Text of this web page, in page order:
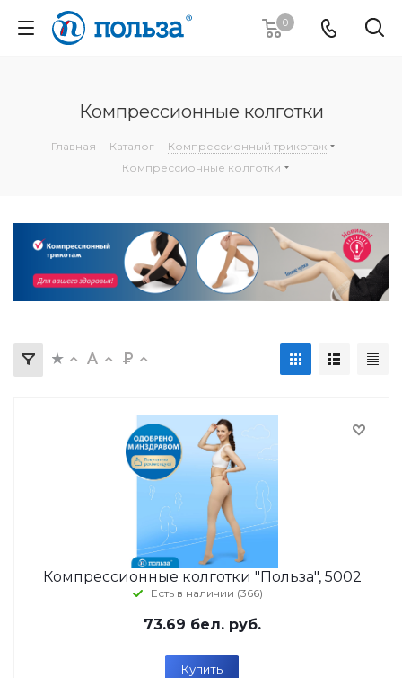
0
Компрессионные колготки
Главная - Каталог - Компрессионный трикотаж
-
Компрессионные колготки
Компрессионные колготки "Польза", 5002
Есть в наличии (366)
73.69 бел. руб.
Купить